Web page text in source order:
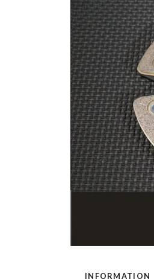
INFORMATION